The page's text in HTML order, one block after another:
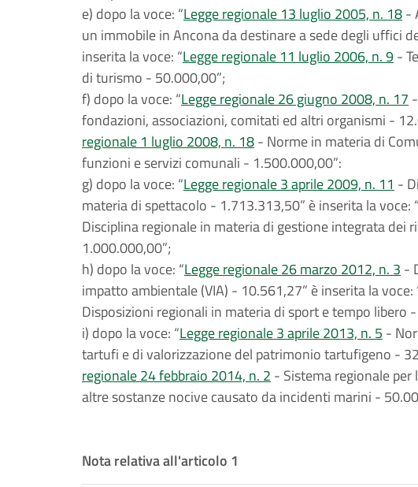
e) dopo la voce: “Legge regionale 13 luglio 2005, n. 18-
un immobile in Ancona da destinare a sede degli uffici
inserita la voce: “Legge regionale 11 luglio 2006, n. 9-
di turismo - 50.000,00”;
f) dopo la voce: “Legge regionale 26 giugno 2008, n. 17
fondazioni, associazioni, comitati ed altri organismi -
regionale 1 luglio 2008, n. 18- Norme in materia di
funzioni e servizi comunali - 1.500.000,00”:
g) dopo la voce: “Legge regionale 3 aprile 2009, n. 11 -
materia di spettacolo - 1.713.313,50” è inserita la voce: “
Disciplina regionale in materia di gestione integrata dei
1.000.000,00”;
h) dopo la voce: “Legge regionale 26 marzo 2012, n. 3 -
impatto ambientale (VIA) - 10.561,27” è inserita la voce:
Disposizioni regionali in materia di sport e tempo libero
i) dopo la voce: “Legge regionale 3 aprile 2013, n. 5 -
tartufi e di valorizzazione del patrimonio tartufigeno -
regionale 24 febbraio 2014, n. 2 - Sistema regionale
altre sostanze nocive causato da incidenti marini -
Nota relativa all'articolo 1